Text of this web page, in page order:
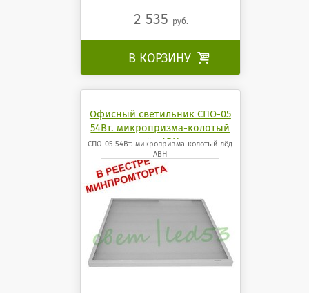
2 535 руб.
В КОРЗИНУ 
Офисный светильник СПО-05
54Вт. микропризма-колотый
лёд АВН
СПО-05 54Вт. микропризма-колотый лёд
АВН